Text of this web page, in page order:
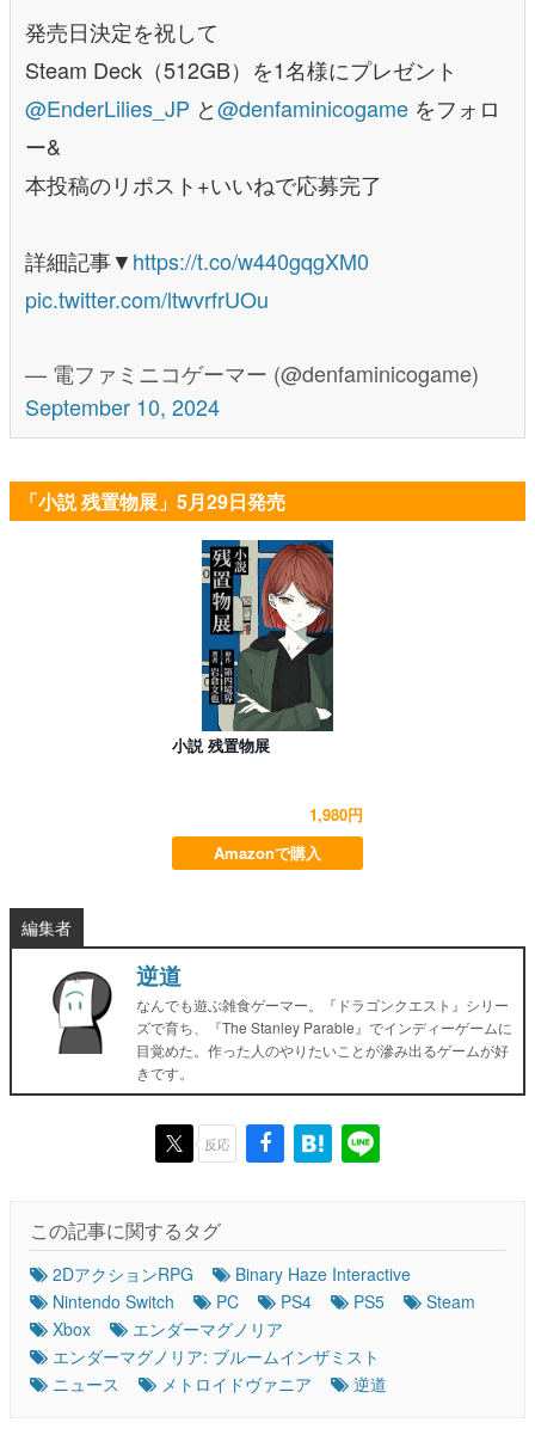
発売日決定を祝して
Steam Deck（512GB）を1名様にプレゼント
@EnderLilies_JP と@denfaminicogame をフォロ
ー&
本投稿のリポスト+いいねで応募完了
詳細記事▼https://t.co/w440gqgXM0
pic.twitter.com/ltwvrfrUOu
— 電ファミニコゲーマー (@denfaminicogame)
September 10, 2024
「小説 残置物展」5月29日発売
小説 残置物展
1,980円
Amazonで購入
編集者
逆道
なんでも遊ぶ雑食ゲーマー。『ドラゴンクエスト』シリー
ズで育ち、『The Stanley Parable』でインディーゲームに
目覚めた。作った人のやりたいことが滲み出るゲームが好
きです。
反応
この記事に関するタグ
2DアクションRPG
Binary Haze Interactive
Nintendo Switch
PC PS4 PS5
Steam
Xbox
エンダーマグノリア
エンダーマグノリア: ブルームインザミスト
ニュース
メトロイドヴァニア 逆道